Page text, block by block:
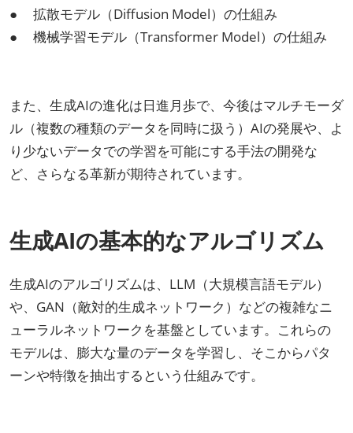
● 拡散モデル（Diffusion Model）の仕組み
● 機械学習モデル（Transformer Model）の仕組み
また、生成AIの進化は日進月歩で、今後はマルチモーダ
ル（複数の種類のデータを同時に扱う）AIの発展や、よ
り少ないデータでの学習を可能にする手法の開発な
ど、さらなる革新が期待されています。
生成AIの基本的なアルゴリズム
生成AIのアルゴリズムは、LLM（大規模言語モデル）
や、GAN（敵対的生成ネットワーク）などの複雑なニ
ューラルネットワークを基盤としています。これらの
モデルは、膨大な量のデータを学習し、そこからパタ
ーンや特徴を抽出するという仕組みです。